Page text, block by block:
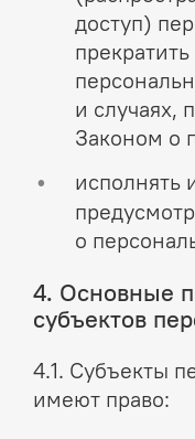
доступ)
и случаях,
Законом о
исполнять
о
4. Основные
субъектов
4.1. Субъекты
имеют право: